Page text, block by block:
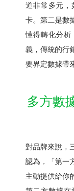
道非常多元，
卡。第二是數
懂得轉化分析
義，傳統的行
要界定數據帶
多方數
對品牌來說，
認為，「第一
主動提供給你